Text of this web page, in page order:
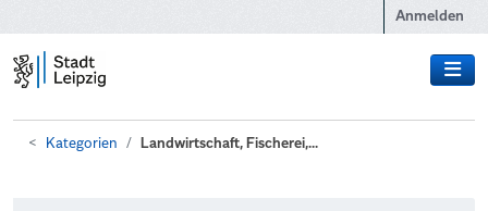
Anmelden
Kategorien Landwirtschaft, Fischerei,...